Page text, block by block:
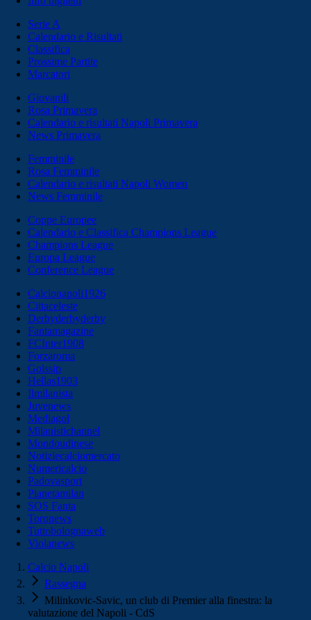
Serie A
Calendario e Risultati
Classifica
Prossime Partite
Marcatori
Giovanili
Rosa Primavera
Calendario e risultati Napoli Primavera
News Primavera
Femminile
Rosa Femminile
Calendario e risultati Napoli Women
News Femminile
Coppe Europee
Calendario e Classifica Champions League
Champions League
Europa League
Conference League
Calcionapoli1926
Cittaceleste
Derbyderbyderby
Fantamagazine
FCInter1908
Forzaroma
Golssip
Hellas1903
Ilmilanista
Juvenews
Mediagol
Milanistichannel
Mondoudinese
Notiziecalciomercato
Numericalcio
Padovasport
Pianetamilan
SOS Fanta
Toronews
Tuttobolognaweb
Violanews
Calcio Napoli
Rassegna
Milinkovic-Savic, un club di Premier alla finestra: la
valutazione del Napoli - CdS